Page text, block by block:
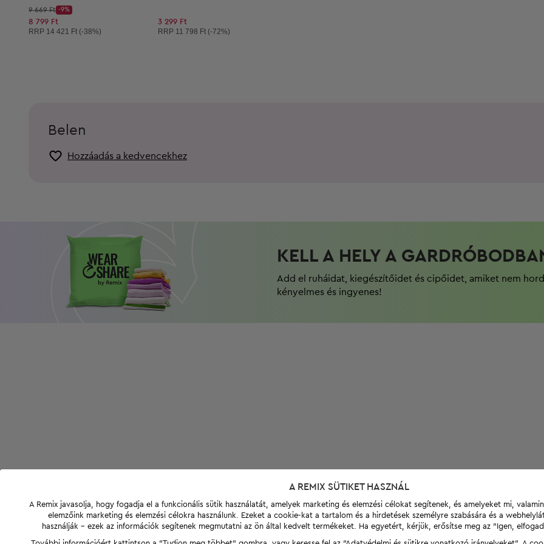
Kezdő ár:
9 669 Ft
Discount Price:
-9%
Csökkentett ár:
8 799 Ft
Ajánlott ár:
RRP 14 421 Ft (-38%)
3 299 Ft
Ajánlott ár:
RRP 11 798 Ft (-72%)
Belen
Hozzáadás a kedvencekhez
KELL A HELY A
Add el ruháidat, kiegészítőidet és cipőidet, amiket nem
kényelmes és ingyenes!
A REMIX SÜTIKET HASZNÁL
A Remix javasolja, hogy fogadja el a funkcionális sütik használatát, amelyek marketing és elemzési célokat segítenek, és amelyeket mi,
elemzőink marketing és elemzési célokra használunk. Ezeket a cookie-kat a tartalom és a hirdetések személyre szabására és a
használják - ezek az információk segítenek megmutatni az ön által kedvelt termékeket. Ha egyetért, kérjük, erősítse meg az "Igen,